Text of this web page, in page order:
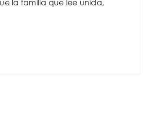
la familia que lee unida,